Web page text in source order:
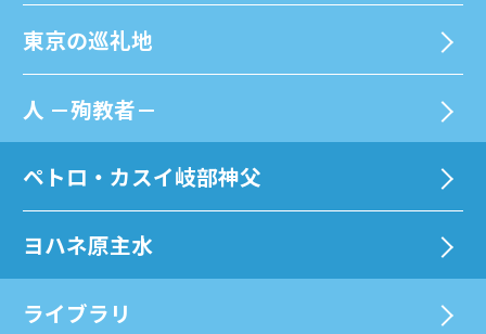
東京の巡礼地
⼈ －殉教者－
ペトロ・カスイ岐部神父
ヨハネ原主水
ライブラリ